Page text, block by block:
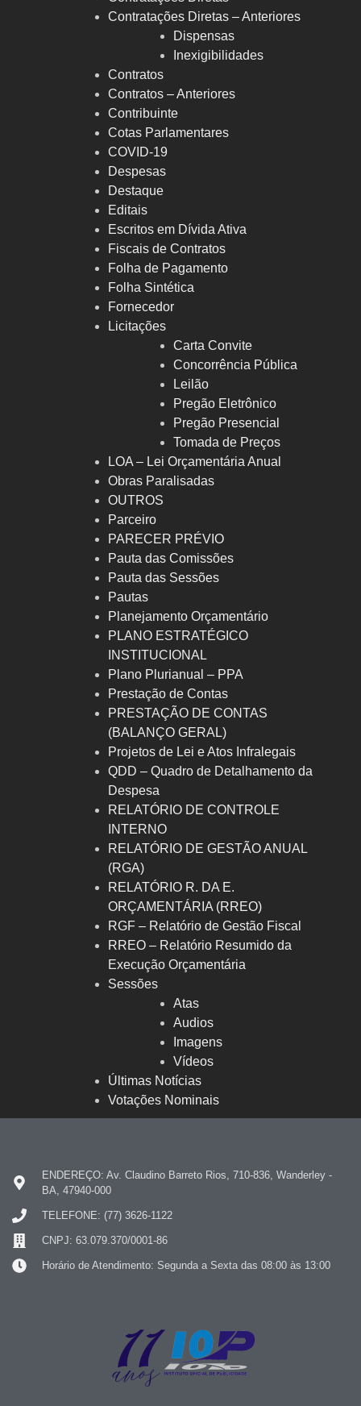
Contratações Diretas – Anteriores
Dispensas
Inexigibilidades
Contratos
Contratos – Anteriores
Contribuinte
Cotas Parlamentares
COVID-19
Despesas
Destaque
Editais
Escritos em Dívida Ativa
Fiscais de Contratos
Folha de Pagamento
Folha Sintética
Fornecedor
Licitações
Carta Convite
Concorrência Pública
Leilão
Pregão Eletrônico
Pregão Presencial
Tomada de Preços
LOA – Lei Orçamentária Anual
Obras Paralisadas
OUTROS
Parceiro
PARECER PRÉVIO
Pauta das Comissões
Pauta das Sessões
Pautas
Planejamento Orçamentário
PLANO ESTRATÉGICO
INSTITUCIONAL
Plano Plurianual – PPA
Prestação de Contas
PRESTAÇÃO DE CONTAS
(BALANÇO GERAL)
Projetos de Lei e Atos Infralegais
QDD – Quadro de Detalhamento da
Despesa
RELATÓRIO DE CONTROLE
INTERNO
RELATÓRIO DE GESTÃO ANUAL
(RGA)
RELATÓRIO R. DA E.
ORÇAMENTÁRIA (RREO)
RGF – Relatório de Gestão Fiscal
RREO – Relatório Resumido da
Execução Orçamentária
Sessões
Atas
Audios
Imagens
Vídeos
Últimas Notícias
Votações Nominais
ENDEREÇO: Av. Claudino Barreto Rios, 710-836, Wanderley -
BA, 47940-000
TELEFONE: (77) 3626-1122
CNPJ: 63.079.370/0001-86
Horário de Atendimento: Segunda a Sexta das 08:00 às 13:00